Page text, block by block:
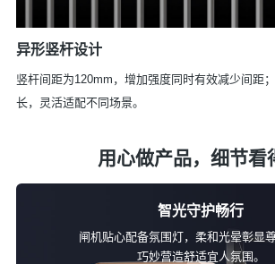
异形竖杆设计
竖杆间距为120mm，增加强度同时有效减少间距；
长，灵活适配不同场景。
用心做产品，细节看
智光守护畅行
闸机贴心配备氛围灯，柔和光晕彰显尊
巧妙营造舒适宜人氛围。